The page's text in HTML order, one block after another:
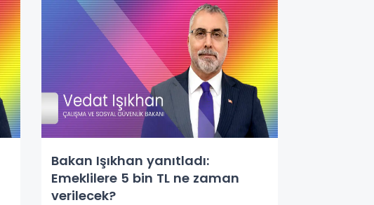
Bakan Işıkhan yanıtladı:
Emeklilere 5 bin TL ne zaman
verilecek?